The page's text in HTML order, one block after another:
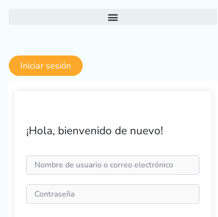
Iniciar sesión
¡Hola, bienvenido de nuevo!